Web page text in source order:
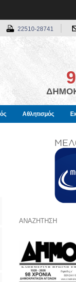
22510-28741
Αθλητισμός